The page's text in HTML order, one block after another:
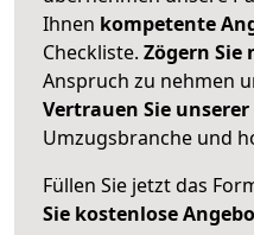
Ihnen kompetente
Checkliste. Zögern Sie
Anspruch zu nehmen
Vertrauen Sie
Umzugsbranche und
Füllen Sie jetzt das
Sie kostenlose